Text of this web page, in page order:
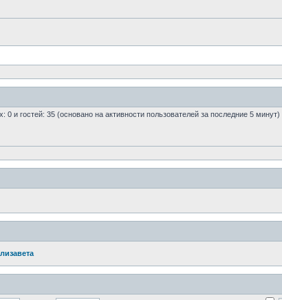
0 и гостей: 35 (основано на активности пользователей за последние 5 минут)